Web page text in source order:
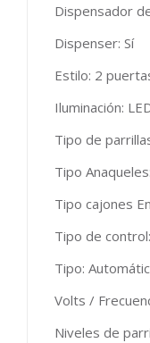
Dispensador
Dispenser: Sí
Estilo: 2
Iluminación:
Tipo de
Tipo
Tipo cajones
Tipo de
Tipo:
Volts /
Niveles de